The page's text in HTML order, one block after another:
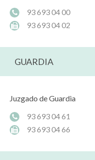
93 693 04 00
93 693 04 02
GUARDIA
Juzgado de Guardia
93 693 04 61
93 693 04 66